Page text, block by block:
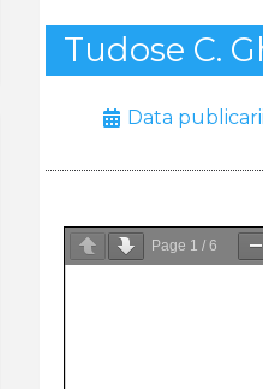
Tudose C.
Data
Page 1 / 6